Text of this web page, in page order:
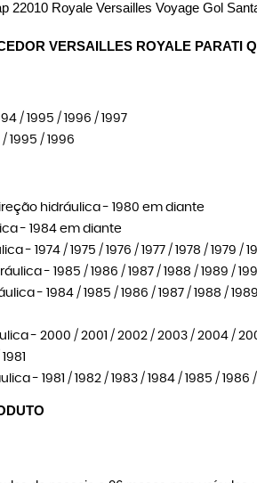
22010 Royale Versailles Voyage Gol
VERSAILLES ROYALE PARATI
/ 1995 / 1996 / 1997
1995 / 1996
hidráulica - 1980 em diante
- 1984 em diante
- 1974 / 1975 / 1976 / 1977 / 1978 / 1979 /
- 1985 / 1986 / 1987 / 1988 / 1989 /
- 1984 / 1985 / 1986 / 1987 / 1988 /
- 2000 / 2001 / 2002 / 2003 / 2004 /
- 1981 / 1982 / 1983 / 1984 / 1985 / 1986 /